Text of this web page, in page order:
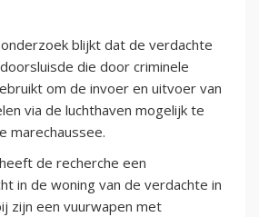
blijkt dat de verdachte
die door criminele
om de invoer en uitvoer van
via de luchthaven mogelijk te
marechaussee.
de recherche een
in de woning van de verdachte in
zijn een vuurwapen met